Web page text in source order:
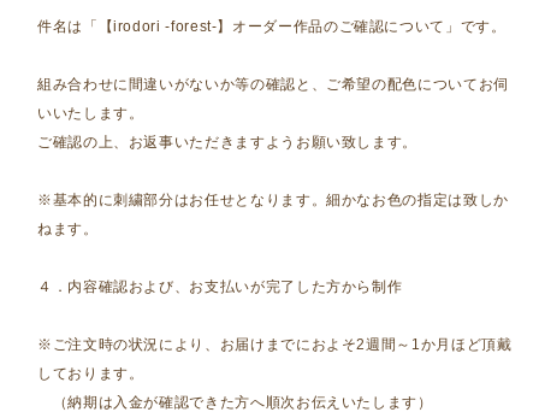
件名は「【irodori -forest-】オーダー作品のご確認について」です。
組み合わせに間違いがないか等の確認と、ご希望の配色についてお伺
いいたします。
ご確認の上、お返事いただきますようお願い致します。
※基本的に刺繍部分はお任せとなります。細かなお色の指定は致しか
ねます。
４．内容確認および、お支払いが完了した方から制作
※ご注文時の状況により、お届けまでにおよそ2週間～1か月ほど頂戴
しております。
（納期は入金が確認できた方へ順次お伝えいたします）